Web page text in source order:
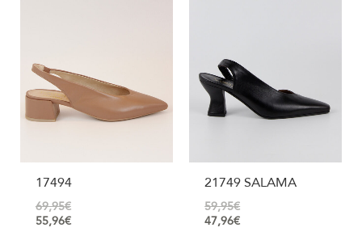
17494
69,95€
55,96€
21749 SALAMA
59,95€
47,96€